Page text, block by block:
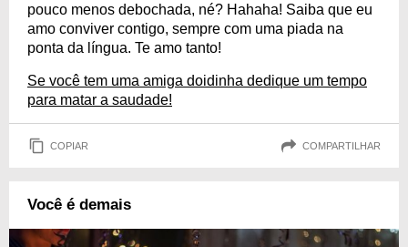
pouco menos debochada, né? Hahaha! Saiba que eu
amo conviver contigo, sempre com uma piada na
ponta da língua. Te amo tanto!
Se você tem uma amiga doidinha dedique um tempo
para matar a saudade!
COPIAR COMPARTILHAR
Você é demais